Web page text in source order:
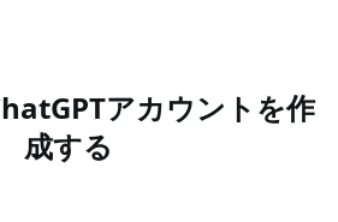
アカウントを作
成する